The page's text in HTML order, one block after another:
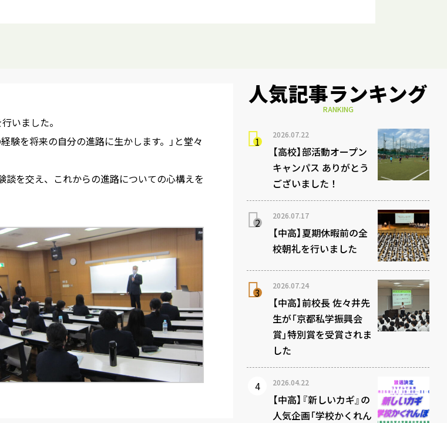
いました。
験を将来の自分の進路に生かします。」と堂々
談を交え、これからの進路についての心構えを
人気記事ランキング
RANKING
2026.07.22
【高校】部活動オープン
キャンパス ありがとう
ございました！
2026.07.17
【中高】夏期休暇前の全
校朝礼を行いました
2026.07.24
【中高】前校長 佐々井先
生が「京都私学振興会
賞」特別賞を受賞されま
した
2026.04.22
【中高】『新しいカギ』の
人気企画「学校かくれん